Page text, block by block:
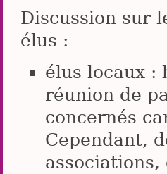
Discussion sur
élus :
élus locaux :
réunion de
concernés
Cependant,